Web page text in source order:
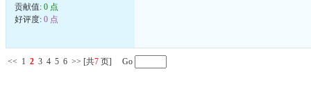
贡献值: 0 点
好评度: 0 点
<< 1 2 3 4 5 6 >> [共7 页] Go